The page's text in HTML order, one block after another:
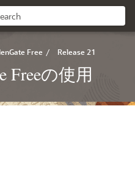
Free / Release 21
Freeの使用